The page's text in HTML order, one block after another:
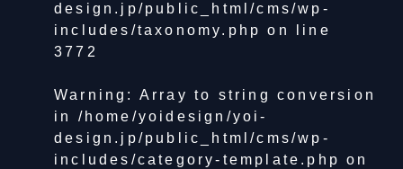
design.jp/public_html/cms/wp-
includes/taxonomy.php on line
3772
Warning : Array to string conversion
in /home/yoidesign/yoi-
design.jp/public_html/cms/wp-
includes/category-template.php on